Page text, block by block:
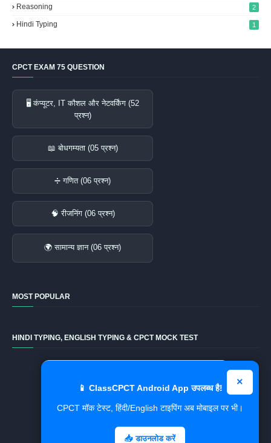
×
📱 ClassCPCT Android App उपलब्ध है!
CPCT मॉक टेस्ट, हिंदी/English टाइपिंग अब मोबाइल पर भी।
📥 डाउनलोड करें
Reasoning 2
Hindi Typing 1
CPCT EXAM 75 QUESTION
🖥️ कंप्यूटर, IT कौशल और नेटवर्किंग (52
प्रश्न)
📖 बोधगम्यता (05 प्रश्न)
➗ गणित (06 प्रश्न)
🧠 रीजनिंग (06 प्रश्न)
🌍 सामान्य ज्ञान (06 प्रश्न)
MOST POPULAR
HINDI TYPING, ENGLISH TYPING & CPCT MOCK TEST
Hindi Typing Test
✍️